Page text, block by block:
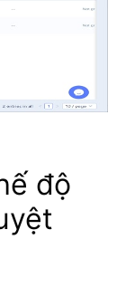
độ